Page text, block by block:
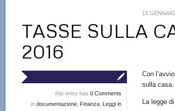
TASSE SULLA
2016
this entry has 0 Comments
in documentazione, Finanza, Leggi in
15
Con
sulla
La legge